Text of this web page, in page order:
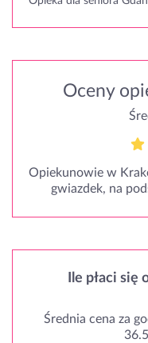
Oceny
Opiekunowie w
gwiazdek, na
Ile płaci
Średnia cena za